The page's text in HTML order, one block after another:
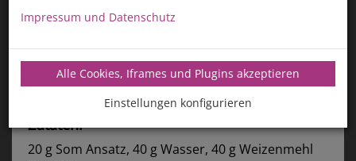
Croissantteig mit Keksboden
Hans Som & Team
Zutaten:
20 g Som Ansatz, 40 g Wasser, 40 g Weizenmehl
Impressum und Datenschutz
Alle Cookies, Iframes und Plugins akzeptieren
Einstellungen konfigurieren